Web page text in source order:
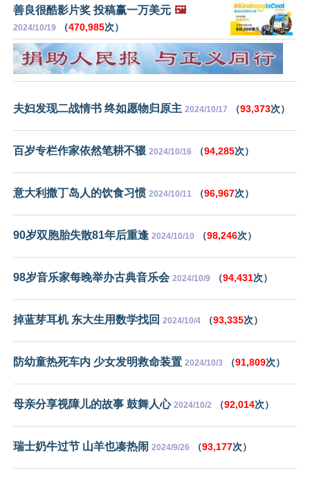
善良很酷影片奖 投稿赢一万美元 🖼️
2024/10/19 （470,985次）
夫妇发现二战情书 终如愿物归原主 2024/10/17 （93,373次）
百岁专栏作家依然笔耕不辍 2024/10/16 （94,285次）
意大利撒丁岛人的饮食习惯 2024/10/11 （96,967次）
90岁双胞胎失散81年后重逢 2024/10/10 （98,246次）
98岁音乐家每晚举办古典音乐会 2024/10/9 （94,431次）
掉蓝芽耳机 东大生用数学找回 2024/10/4 （93,335次）
防幼童热死车内 少女发明救命装置 2024/10/3 （91,809次）
母亲分享视障儿的故事 鼓舞人心 2024/10/2 （92,014次）
瑞士奶牛过节 山羊也凑热闹 2024/9/26 （93,177次）